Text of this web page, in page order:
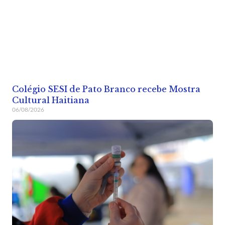
Colégio SESI de Pato Branco recebe Mostra
Cultural Haitiana
06/08/2026